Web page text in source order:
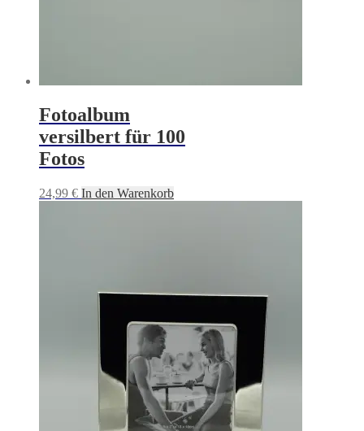
Fotoalbum
versilbert für 100
Fotos
24,99 € In den Warenkorb